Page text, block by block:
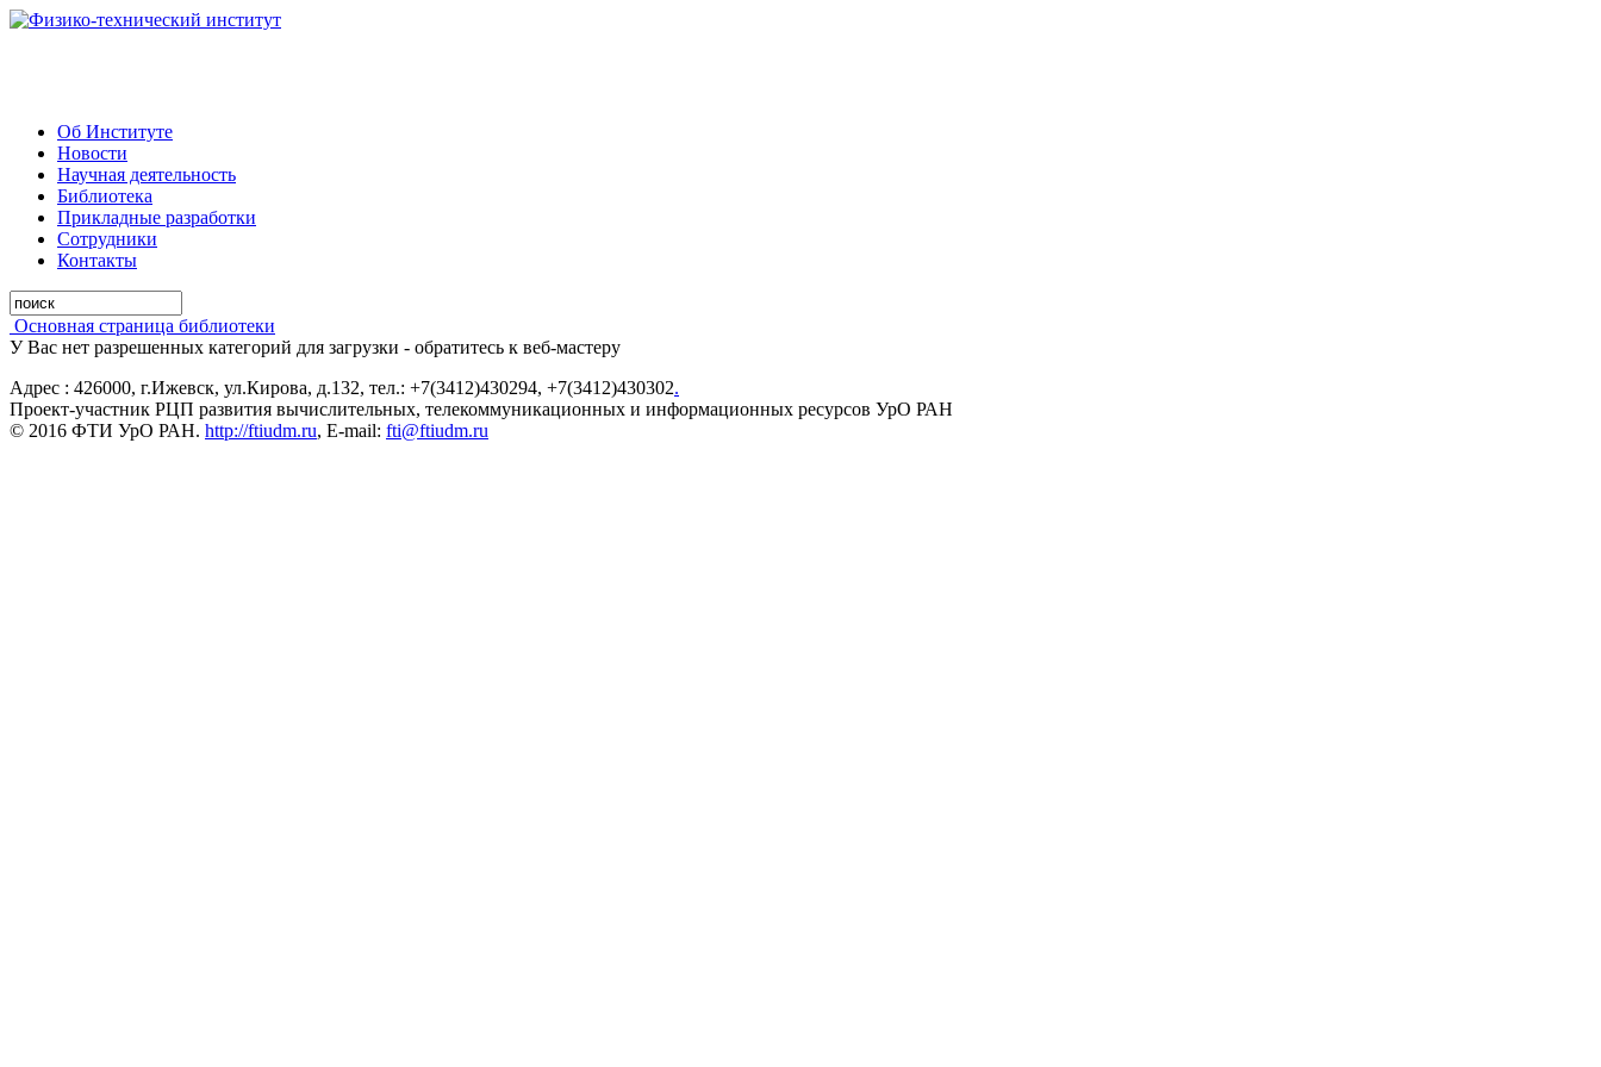
Об Институте
Новости
Научная деятельность
Библиотека
Прикладные разработки
Сотрудники
Контакты
Основная страница библиотеки
У Вас нет разрешенных категорий для загрузки - обратитесь к веб-мастеру
Адрес : 426000, г.Ижевск, ул.Кирова, д.132, тел.: +7(3412)430294, +7(3412)430302.
Проект-участник РЦП развития вычислительных, телекоммуникационных и информационных ресурсов УрО РАН
© 2016 ФТИ УрО РАН. http://ftiudm.ru, E-mail: fti@ftiudm.ru